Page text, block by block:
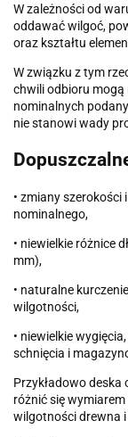
W zależności od
oddawać wilgoć,
oraz kształtu
W związku z tym
chwili odbioru mogą
nominalnych
nie stanowi wady
• zmiany szerokości
nominalnego,
• niewielkie różnice
mm),
• naturalne
wilgotności,
• niewielkie
schnięcia i
Przykładowo deska
różnić się
wilgotności drewna